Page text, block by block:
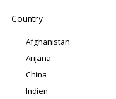
Country